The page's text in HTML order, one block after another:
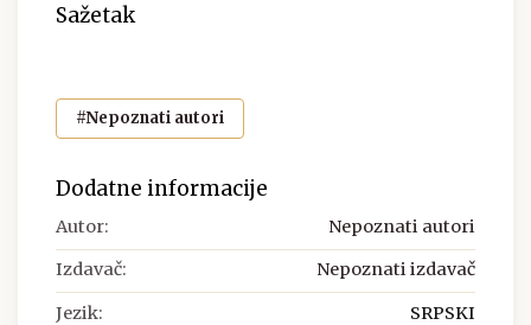
Sažetak
#Nepoznati autori
Dodatne informacije
Autor: Nepoznati autori
Izdavač: Nepoznati izdavač
Jezik: SRPSKI